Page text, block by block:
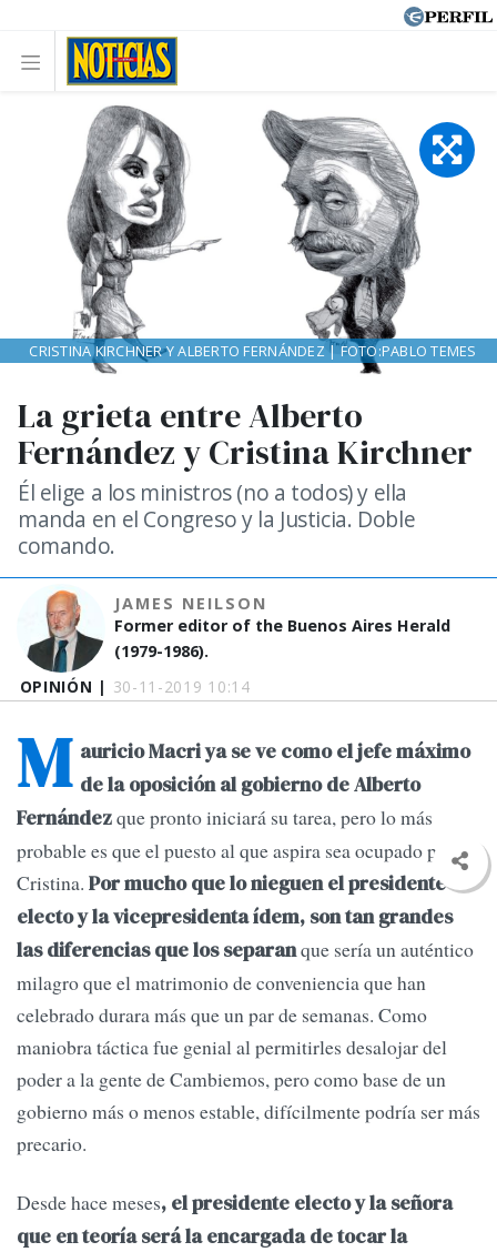
OPINIÓN | 30-11-2019 10:14
La grieta entre Alberto
Fernández y Cristina Kirchner
Él elige a los ministros (no a todos) y ella
manda en el Congreso y la Justicia. Doble
comando.
JAMES NEILSON
Former editor of the Buenos Aires Herald
(1979-1986).
CRISTINA KIRCHNER Y ALBERTO FERNÁNDEZ | FOTO:PABLO TEMES
M auricio Macri ya se ve como el jefe máximo
de la oposición al gobierno de Alberto
Fernándezque pronto iniciará su tarea, pero lo más
probable es que el puesto al que aspira sea ocupado por
Cristina. Por mucho que lo nieguen el presidente
electo y la vicepresidenta ídem, son tan grandes
las diferencias que los separanque sería un auténtico
milagro que el matrimonio de conveniencia que han
celebrado durara más que un par de semanas. Como
maniobra táctica fue genial al permitirles desalojar del
poder a la gente de Cambiemos, pero como base de un
gobierno más o menos estable, difícilmente podría ser más
precario.
Desde hace meses, el presidente electo y la señora
que en teoría será la encargada de tocar la